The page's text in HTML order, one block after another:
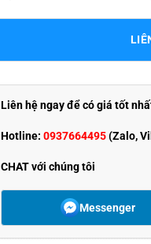
Liên hệ ngay để có giá tốt
Hotline: 0937664495(Zalo,
CHAT với chúng tôi
Messenger